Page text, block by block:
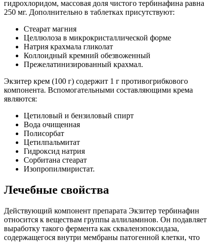
гидрохлоридом, массовая доля чистого тербинафина равна
250 мг. Дополнительно в таблетках присутствуют:
Стеарат магния
Целлюлоза в микрокристаллической форме
Натрия крахмала гликолат
Коллоидный кремний обезвоженный
Прежелатинизированный крахмал.
Экзитер крем (100 г) содержит 1 г противогрибкового
компонента. Вспомогательными составляющими крема
являются:
Цетиловый и бензиловый спирт
Вода очищенная
Полисорбат
Цетилпальмитат
Гидроксид натрия
Сорбитана стеарат
Изопропилмиристат.
Лечебные свойства
Действующий компонент препарата Экзитер тербинафин
относится к веществам группы аллиламинов. Он подавляет
выработку такого фермента как скваленэпоксидаза,
содержащегося внутри мембраны патогенной клетки, что